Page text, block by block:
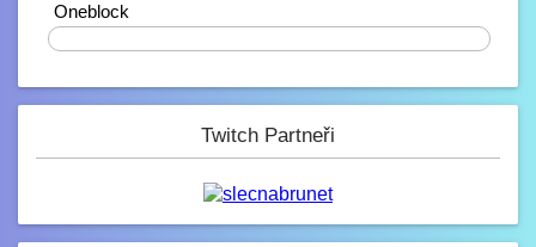
Na JB opravené modely, tak se nelekněte
až se vám budou znovu stahovat :D
JeyC0b
Oneblock
0%
Twitch Partneři